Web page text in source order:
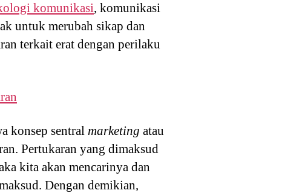
komunikasi, komunikasi
untuk merubah sikap dan
terkait erat dengan perilaku
konsep sentral marketing atau
Pertukaran yang dimaksud
kita akan mencarinya dan
Dengan demikian,